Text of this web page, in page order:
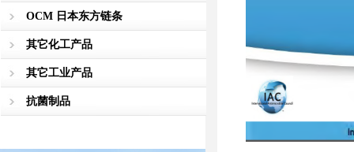
OCM 日本东方链条
其它化工产品
其它工业产品
抗菌制品